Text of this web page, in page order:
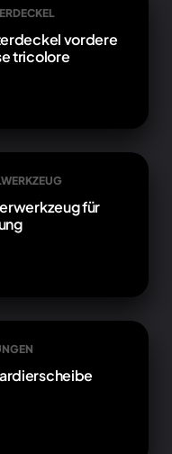
vordere
tricolore
für